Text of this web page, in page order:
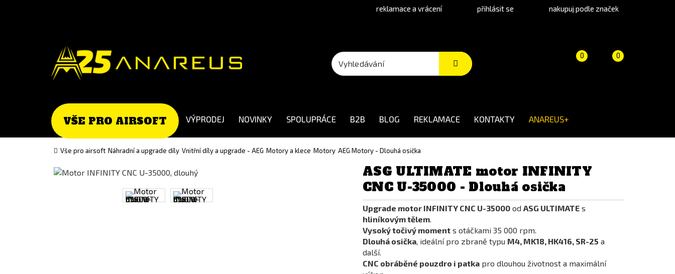
version
reklamace a vrácení přihlásit se nakupuj podle značek
Košík 0
(prázdný)
Porovnání
0
VŠE PRO AIRSOFT VÝPRODEJ NOVINKY SPOLUPRÁCE B2B BLOG REKLAMACE KONTAKTY ANAREUS+
Vše pro airsoft Náhradní a upgrade díly Vnitřní díly a upgrade - AEG Motory a klece Motory AEG Motory - Dlouhá osička
ASG ULTIMATE motor INFINITY
CNC U-35000 - Dlouhá osička
Upgrade motor INFINITY CNC U-35000 od ASG ULTIMATE s
hliníkovým tělem.
Vysoký točivý moment s otáčkami 35 000 rpm.
Dlouhá osička, ideální pro zbraně typu M4, MK18, HK416, SR-25 a
další.
CNC obráběné pouzdro i patka pro dlouhou životnost a maximální